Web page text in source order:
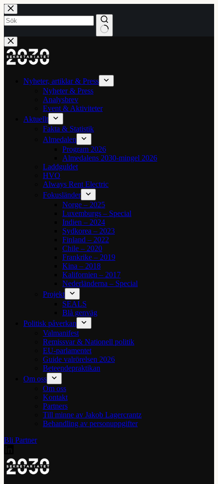
Hoppa
till
innehåll
Inga
resultat
Nyheter, artiklar & Press
Nyheter & Press
Analysbrev
Event & Aktiviteter
Aktuellt
Fakta & Statistik
Almedalen
Program 2026
Almedalens 2030-mingel 2026
Laddguldet
HVO
Always Rent Electric
Fokusländer
Norge – 2025
Luxemburgs – Special
Indien – 2024
Sydkorea – 2023
Finland – 2022
Chile – 2020
Frankrike – 2019
Kina – 2018
Kalifornien – 2017
Nederländerna – Special
Projekt
SEALS
Blå genväg
Politisk påverkan
Valmanifest
Remissvar & Nationell politik
EU-parlamentet
Guide valrörelsen 2026
Beteendepraktikan
Om oss
Om oss
Kontakt
Partners
Till minne av Jakob Lagercrantz
Behandling av personuppgifter
Bli Partner